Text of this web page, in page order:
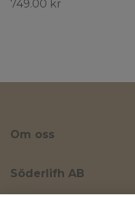
749.00 kr
Om oss
Söderlifh AB